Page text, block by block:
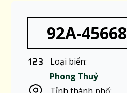
92A-45668
Loại biển:
Phong Thuỷ